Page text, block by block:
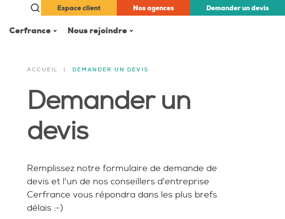
Cerfrance Nous rejoindre
Espace client Nosagences Demander undevis
ACCUEIL DEMANDER UN DEVIS
Demander un
devis
Remplissez notre formulaire de demande de
devis et l'un de nos conseillers d'entreprise
Cerfrance vous répondra dans les plus brefs
délais :-)